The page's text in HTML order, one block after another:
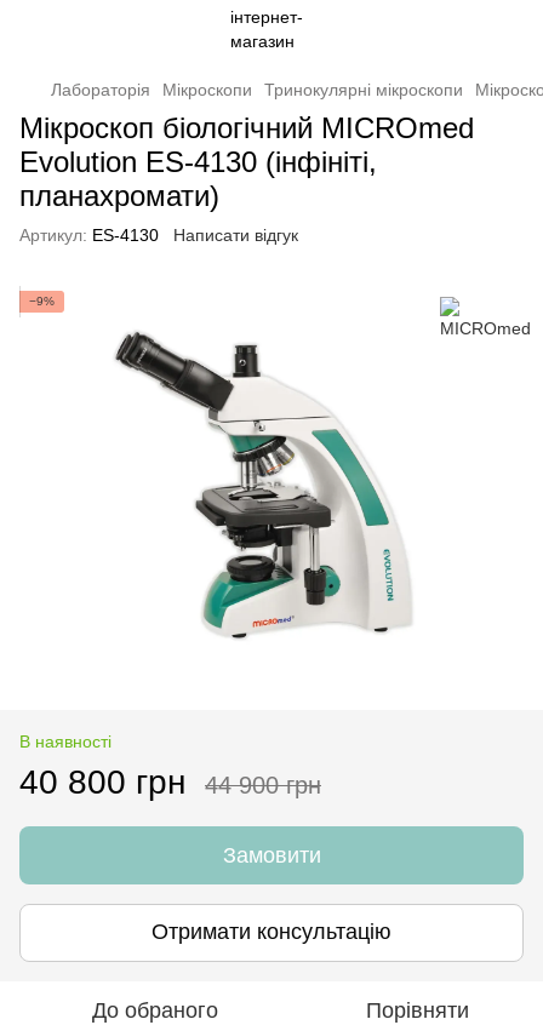
Лабораторія Мікроскопи Тринокулярні мікроскопи
Мікроскоп біологічний MICROmed
Evolution ES-4130 (інфініті,
планахромати)
Артикул: ES-4130 Написати відгук
−9%
В наявності
40 800 грн 44 900 грн
Замовити
Отримати консультацію
До обраного Порівняти